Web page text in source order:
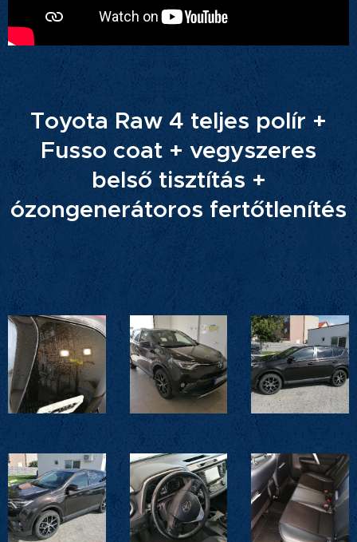
Toyota Raw 4 teljes polír +
Fusso coat + vegyszeres
belső tisztítás +
ózongenerátoros fertőtlenítés